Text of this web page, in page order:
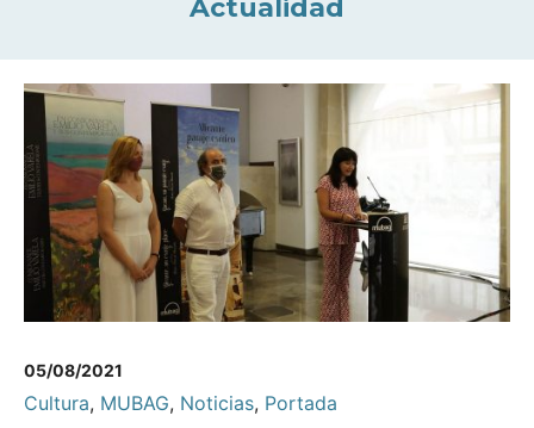
Actualidad
05/08/2021
Cultura, MUBAG, Noticias, Portada